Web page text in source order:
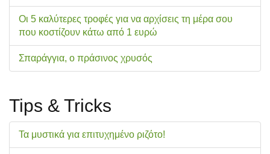
Οι 5 καλύτερες τροφές για να αρχίσεις τη μέρα σου
που κοστίζουν κάτω από 1 ευρώ
Σπαράγγια, ο πράσινος χρυσός
Tips & Tricks
Τα μυστικά για επιτυχημένο ριζότο!